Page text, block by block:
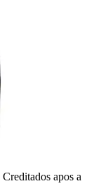
Creditados apos a